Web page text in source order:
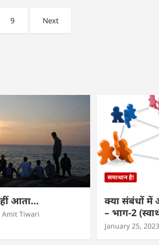
9 Next
आता…
Amit Tiwari
समाधान है!
क्या संबंधों में
– भाग-2
January 25, 2023